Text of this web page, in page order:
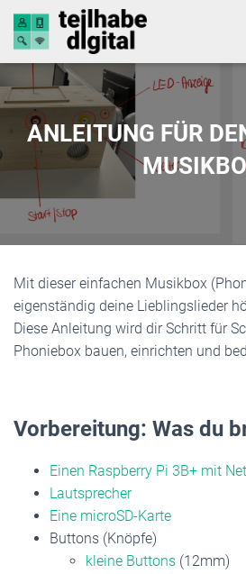
ANLEITUNG FÜR
Mit dieser einfachen Musikbox
eigenständig deine Lieblingslieder
Diese Anleitung wird dir Schritt für
Phoniebox bauen, einrichten und
Vorbereitung: Was du
Einen Raspberry Pi 3B+ mit
Lautsprecher
Eine microSD-Karte
Buttons (Knöpfe)
kleine Buttons (12mm)